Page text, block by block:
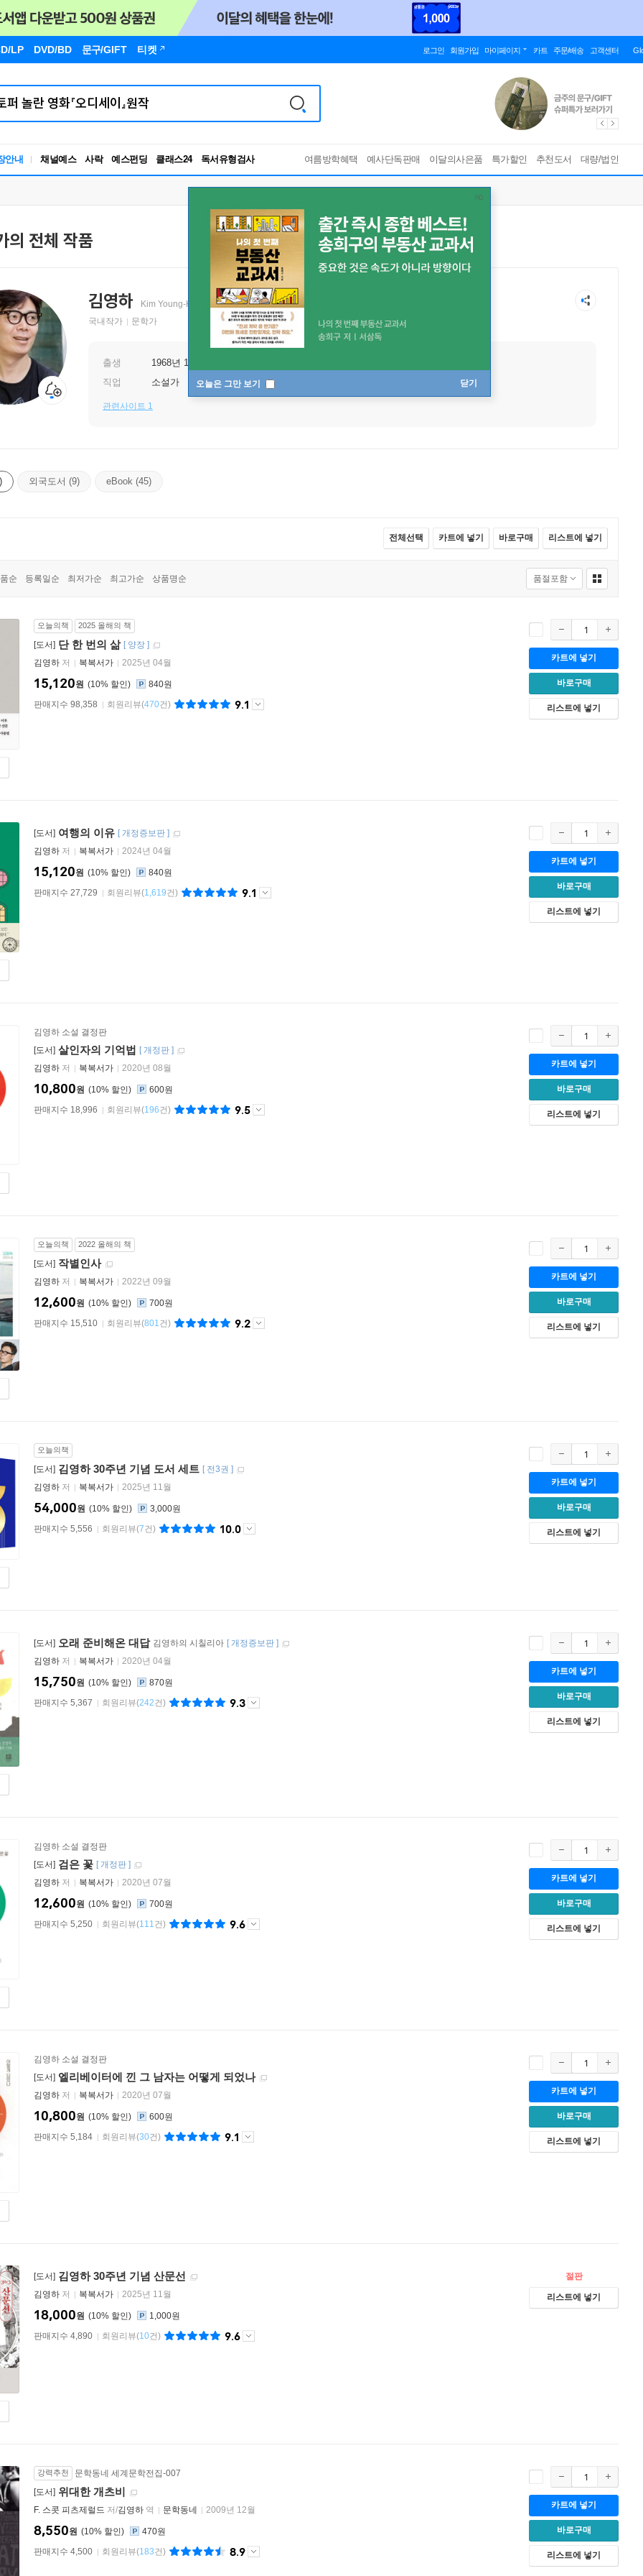
LP DVD/BD 문구/GIFT 티켓 로그인 회원가입 마이페이지 카트 주문/배송 고객센터
안내 채널예스 사락 예스펀딩 클래스24
독서유형검사
RBTI Lab
독서유형검사
여름방학혜택 예사단독판매 이달의사은품 특가할인 추천도서 대량/법인
오늘은 그만 보기 닫기
의 전체 작품
김영하 Kim Young-Ha
金英夏
국내작가
문학가
출생 1968년 11월 11일
직업
소설가 거울에 대한 명상
관련사이트 1
외국도서 (9) eBook (45)
전체선택 카트에 넣기 바로구매 리스트에 넣기
순 등록일순 최저가순 최고가순 상품명순
오늘의책 2025 올해의 책
[도서] 단 한 번의 삶 [ 양장 ]
김영하 저 복복서가 2025년 04월
10%
15,120원
840원
판매지수 98,358
회원리뷰(470건) 9.1
카트에 넣기
바로구매
리스트에 넣기
[도서] 여행의 이유 [개정증보판 ]
김영하 저 복복서가 2024년 04월
10%
15,120원
840원
판매지수 27,729
회원리뷰(1,619건) 9.1
카트에 넣기
바로구매
리스트에 넣기
김영하 소설 결정판
[도서] 살인자의 기억법 [개정판 ]
김영하 저 복복서가 2020년 08월
10%
10,800원
600원
판매지수 18,996
회원리뷰(196건) 9.5
카트에 넣기
바로구매
리스트에 넣기
오늘의책 2022 올해의 책
[도서] 작별인사
김영하 저 복복서가 2022년 09월
10%
12,600원
700원
판매지수 15,510
회원리뷰(801건) 9.2
카트에 넣기
바로구매
리스트에 넣기
오늘의책
[도서] 김영하 30주년 기념 도서 세트 [ 전3권 ]
김영하 저 복복서가 2025년 11월
10%
54,000원
3,000원
판매지수 5,556
회원리뷰(7건) 10.0
카트에 넣기
바로구매
리스트에 넣기
[도서] 오래 준비해온 대답 김영하의 시칠리아 [개정증보판 ]
김영하 저 복복서가 2020년 04월
10%
15,750원
870원
판매지수 5,367
회원리뷰(242건) 9.3
카트에 넣기
바로구매
리스트에 넣기
김영하 소설 결정판
[도서] 검은 꽃 [개정판 ]
김영하 저 복복서가 2020년 07월
10%
12,600원
700원
판매지수 5,250
회원리뷰(111건) 9.6
카트에 넣기
바로구매
리스트에 넣기
김영하 소설 결정판
[도서] 엘리베이터에 낀 그 남자는 어떻게 되었나
김영하 저 복복서가 2020년 07월
10%
10,800원
600원
판매지수 5,184
회원리뷰(30건) 9.1
카트에 넣기
바로구매
리스트에 넣기
[도서] 김영하 30주년 기념 산문선
김영하 저 복복서가 2025년 11월
10%
18,000원
1,000원
판매지수 4,890
회원리뷰(10건) 9.6
절판
리스트에 넣기
강력추천
문학동네 세계문학전집-007
[도서] 위대한 개츠비
F. 스콧 피츠제럴드 저/김영하 역 문학동네 2009년 12월
10%
8,550원
470원
판매지수 4,500
회원리뷰(183건) 8.9
카트에 넣기
바로구매
리스트에 넣기